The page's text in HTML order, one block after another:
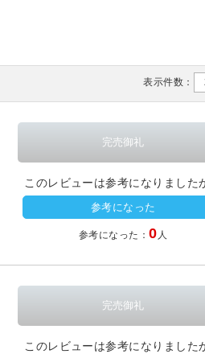
表示件数：
このレビューは参考になりました
参考になった
参考になった：0 人
このレビューは参考になりました